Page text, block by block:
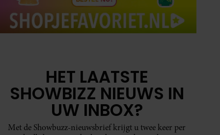
HET LAATSTE
SHOWBIZZ NIEUWS IN
UW INBOX?
Met de Showbuzz-nieuwsbrief krijgt u twee keer per